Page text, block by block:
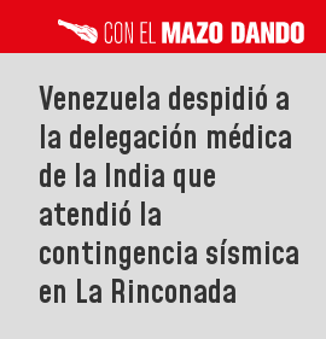
Venezuela despidió a
la delegación médica
de la India que
atendió la
contingencia sísmica
en La Rinconada